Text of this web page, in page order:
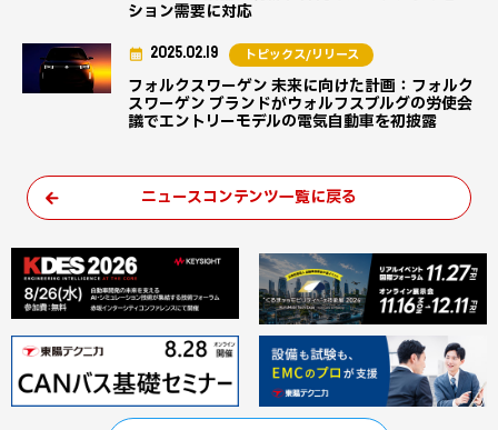
ション需要に対応
フォルクスワーゲン 未来に向けた計画：フォルク
スワーゲン ブランドがウォルフスブルグの労使会
議でエントリーモデルの電気自動車を初披露
2025.02.19 トピックス/リリース
ニュースコンテンツ一覧に戻る